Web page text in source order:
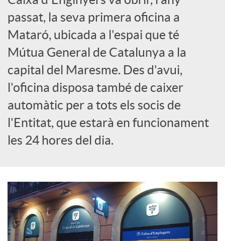
c
a
d
o
d
e
passat, la seva primera oficina a
Mataró, ubicada a l'espai que té
Mútua General de Catalunya a la
capital del Maresme. Des d'avui,
l'oficina disposa també de caixer
automàtic per a tots els socis de
l'Entitat, que estarà en funcionament
les 24 hores del dia.